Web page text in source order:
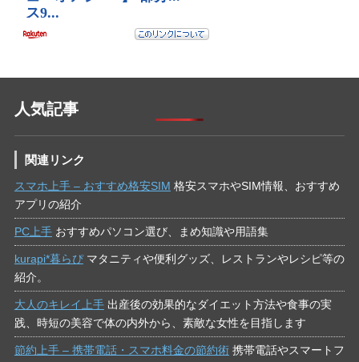
人気記事
関連リンク
スマホ上手 – おすすめ格安SIM 格安スマホやSIM情報、おすすめ
アプリの紹介
PC上手おすすめパソコン選び、まめ知識や用語集
kurapi*暮らぴマタニティや便利グッズ、レストランやレシピ等の
紹介。
大人のキレイ上手出産後の効果的なダイエット方法や食事の実
践、時短の美容で体の内外から、素敵な女性を目指します
節約上手 – 携帯電話・スマホ料金の節約術携帯電話やスマートフ